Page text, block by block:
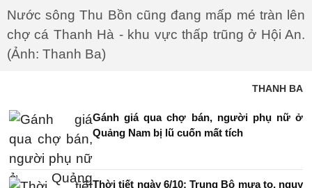
Nước sông Thu Bồn cũng đang mấp mé tràn lên
chợ cá Thanh Hà - khu vực thấp trũng ở Hội An.
(Ảnh: Thanh Ba)
THANH BA
Gánh giá qua chợ bán, người phụ nữ ở
Quảng Nam bị lũ cuốn mất tích
Thời tiết ngày 6/10: Trung Bộ mưa to, nguy